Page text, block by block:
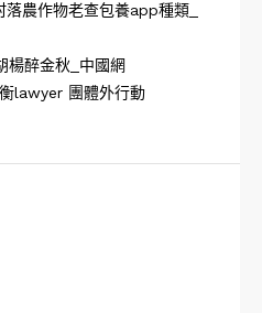
農作物老查包養app種類_
楊醉金秋_中國網
lawyer 團體外行動